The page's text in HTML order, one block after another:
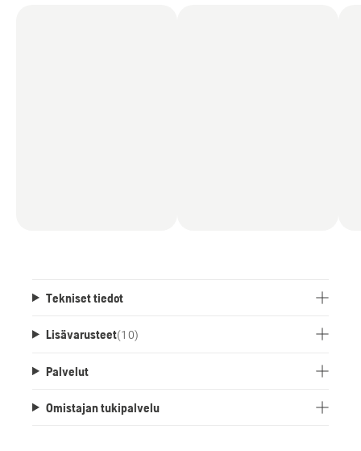
Tekniset tiedot
Lisävarusteet(10)
Palvelut
Omistajan tukipalvelu